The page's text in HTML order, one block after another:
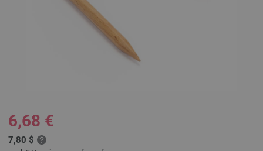
6,68 €
7,80 $